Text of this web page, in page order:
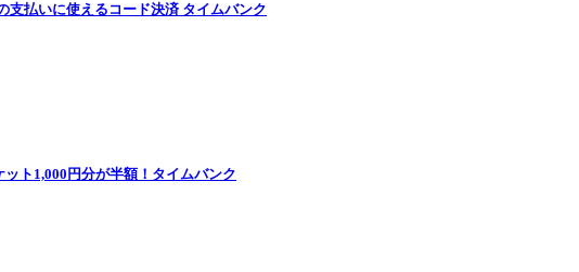
支払いに使えるコード決済 タイムバンク
ト1,000円分が半額！タイムバンク